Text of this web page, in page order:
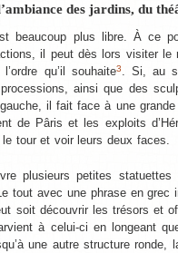
des jardins, du
beaucoup plus libre. À ce
il peut dès lors visiter le
qu’il souhaite3. Si, au
ainsi que des
il fait face à une
de Pâris et les exploits
tour et voir leurs deux faces.
plusieurs petites
tout avec une phrase en grec
soit découvrir les trésors et
à celui-ci en longeant
une autre structure